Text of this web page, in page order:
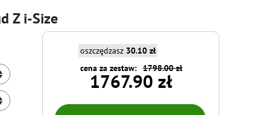
Z i-Size
oszczędzasz 30.10 zł
1798.00 zł
cena za zestaw:
1767.90 zł